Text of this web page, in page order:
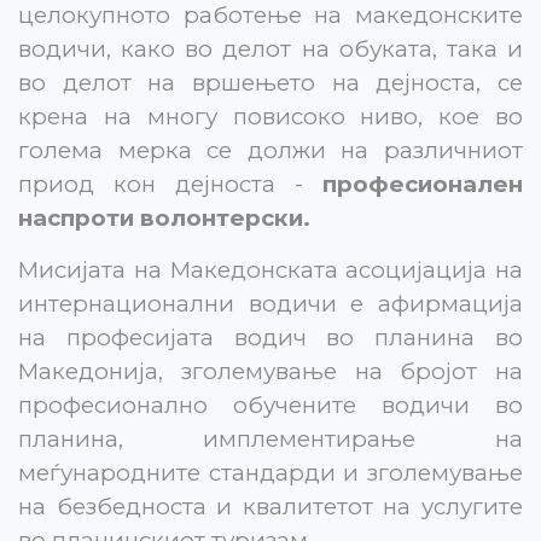
целокупното работење на македонските
водичи, како во делот на обуката, така и
во делот на вршењето на дејноста, се
крена на многу повисоко ниво, кое во
голема мерка се должи на различниот
приод кон дејноста - професионален
наспроти волонтерски.
Мисијата на Македонската асоцијација на
интернационални водичи е афирмација
на професијата водич во планина во
Македонија, зголемување на бројот на
професионално обучените водичи во
планина, имплементирање на
меѓународните стандарди и зголемување
на безбедноста и квалитетот на услугите